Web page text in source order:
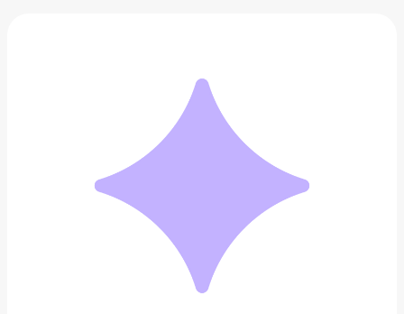
Добавить в вишлист